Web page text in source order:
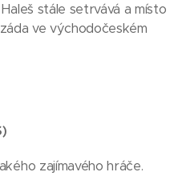
stále setrvává a místo
ve východočeském
zajímavého hráče.